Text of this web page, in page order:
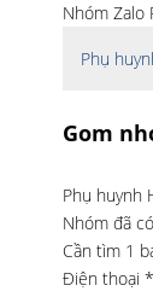
Nhóm Zalo
Phụ
Gom
Phụ huynh
Nhóm đã
Cần tìm 1
Điện thoại